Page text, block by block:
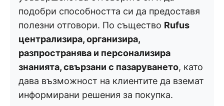
подобри способността си да предоставя
полезни отговори. По същество Rufus
централизира, организира,
разпространява и персонализира
знанията, свързани с пазаруването, като
дава възможност на клиентите да вземат
информирани решения за покупка.